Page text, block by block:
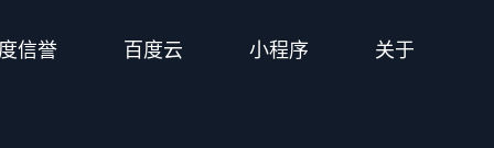
信誉 百度云 小程序 关于